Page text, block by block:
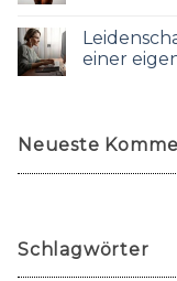
einer
Neueste
Schlagwörter